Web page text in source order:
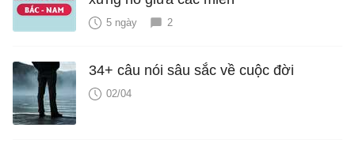
5 ngày 2
34+ câu nói sâu sắc về cuộc đời
02/04